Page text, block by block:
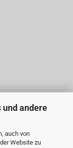
und andere
auch von
Website zu